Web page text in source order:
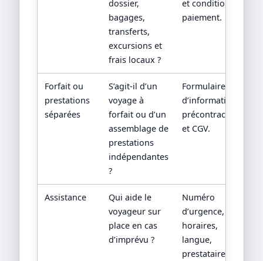
dossier,
bagages,
transferts,
excursions et
frais locaux ?
et conditions de
paiement.
Forfait ou
prestations
séparées
S’agit-il d’un
voyage à
forfait ou d’un
assemblage de
prestations
indépendantes
?
Formulaire
d’information
précontractuelle
et CGV.
Assistance
Qui aide le
voyageur sur
place en cas
d’imprévu ?
Numéro
d’urgence,
horaires,
langue,
prestataire local,